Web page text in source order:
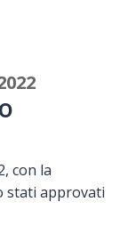
con la
stati approvati